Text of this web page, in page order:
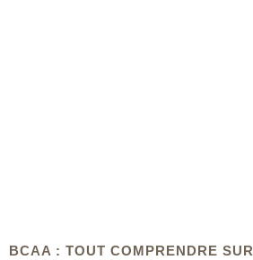
BCAA : TOUT COMPRENDRE